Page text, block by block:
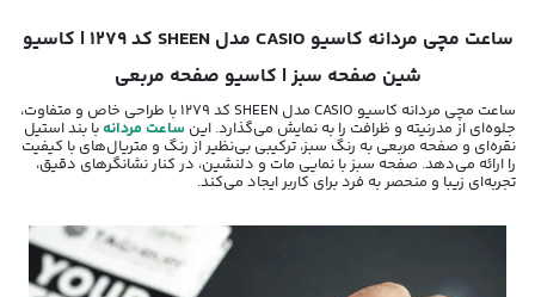
ساعت مچی مردانه کاسیو CASIO مدل SHEEN کد 1279 | کاسیو
شین صفحه سبز | کاسیو صفحه مربعی
ساعت مچی مردانه کاسیو CASIO مدل SHEEN کد 1279 با طراحی خاص و متفاوت،
جلوه‌ای از مدرنیته و ظرافت را به نمایش می‌گذارد. این ساعت مردانه با بند استیل
نقره‌ای و صفحه مربعی به رنگ سبز، ترکیبی بی‌نظیر از رنگ و متریال‌های با کیفیت
را ارائه می‌دهد. صفحه سبز با نمایی مات و دلنشین، در کنار نشانگرهای دقیق،
تجربه‌ای زیبا و منحصر به فرد برای کاربر ایجاد می‌کند.